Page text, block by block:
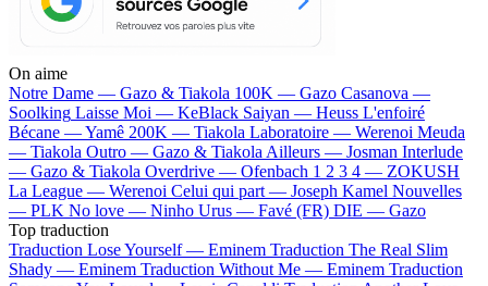
On aime
Notre Dame — Gazo & Tiakola 100K — Gazo Casanova —
Soolking Laisse Moi — KeBlack Saiyan — Heuss L'enfoiré
Bécane —Yamê 200K — Tiakola Laboratoire — Werenoi Meuda
— Tiakola Outro — Gazo & Tiakola Ailleurs — Josman Interlude
— Gazo & Tiakola Overdrive — Ofenbach 1 2 3 4 — ZOKUSH
La League — Werenoi Celui qui part — Joseph Kamel Nouvelles
— PLK No love — Ninho Urus — Favé (FR) DIE — Gazo
Top traduction
Traduction Lose Yourself — Eminem Traduction The Real Slim
Shady — Eminem Traduction Without Me — Eminem Traduction